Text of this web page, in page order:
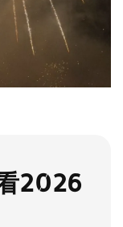
2026